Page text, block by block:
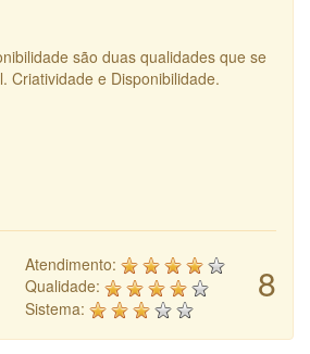
são duas qualidades que se
Criatividade e Disponibilidade.
8
Atendimento:
Qualidade:
Sistema: